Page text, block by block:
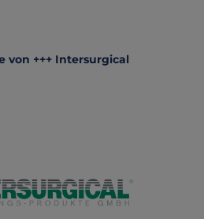
von +++ Intersurgical